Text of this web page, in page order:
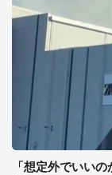
「想定外でいい